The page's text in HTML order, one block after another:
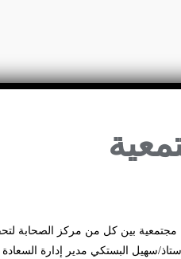
مجتمعية بين كل من مركز الصحابة
سهيل البستكي مدير إدارة السعادة